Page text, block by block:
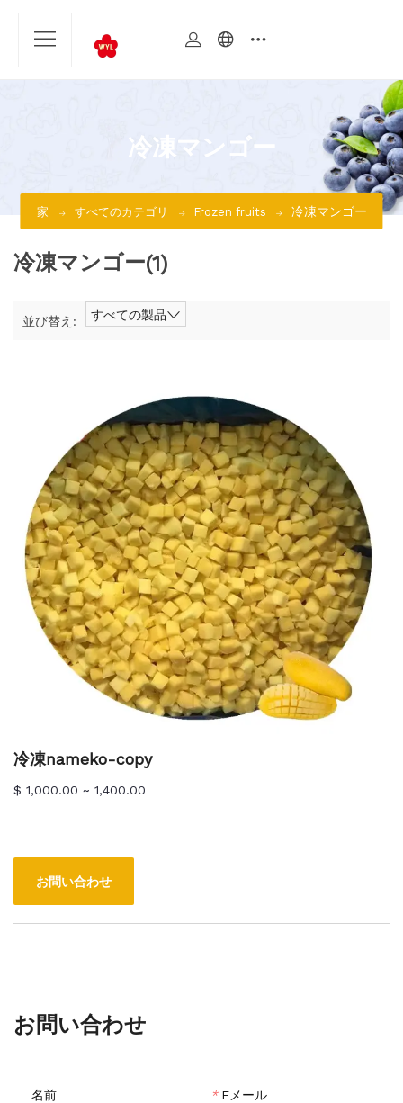
冷凍マンゴー
家 すべてのカテゴリ Frozen fruits 冷凍マンゴー
冷凍マンゴー(1)
並び替え: すべての製品
冷凍nameko-copy
$ 1,000.00 ~ 1,400.00
お問い合わせ
お問い合わせ
名前 * Eメール